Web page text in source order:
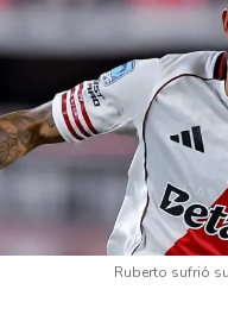
Ruberto sufrió